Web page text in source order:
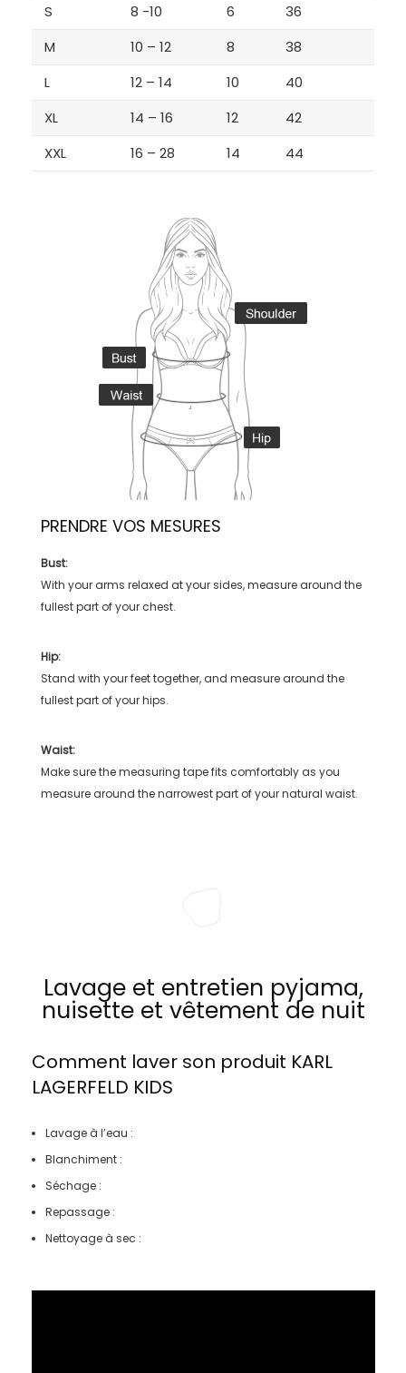
S
8 -10 6
36
M
10 – 12 8
38
L
12 – 14 10
40
XL
14 – 16 12
42
XXL
16 – 28 14 44
PRENDRE VOS MESURES
Bust:
With your arms relaxed at your sides, measure around the
fullest part of your chest.
Hip:
Stand with your feet together, and measure around the
fullest part of your hips.
Waist:
Make sure the measuring tape fits comfortably as you
measure around the narrowest part of your natural waist.
Lavage et entretien pyjama,
nuisette et vêtement de nuit
Comment laver son produit KARL
LAGERFELD KIDS
Lavage à l’eau :
Blanchiment :
Séchage :
Repassage :
Nettoyage à sec :